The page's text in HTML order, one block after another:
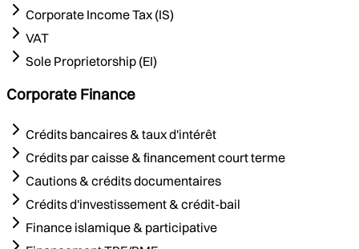
Corporate Income Tax (IS)
VAT
Sole Proprietorship (EI)
Corporate Finance
Crédits bancaires & taux d'intérêt
Crédits par caisse & financement court terme
Cautions & crédits documentaires
Crédits d'investissement & crédit-bail
Finance islamique & participative